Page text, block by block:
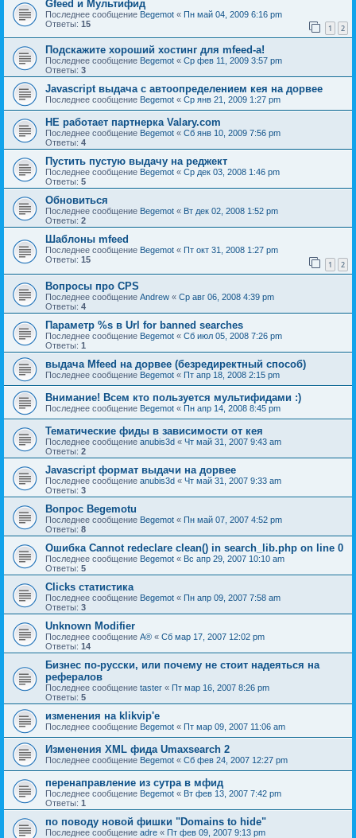
Gfeed и Мультифид
Последнее сообщение Begemot « Пн май 04, 2009 6:16 pm
Ответы: 15 1 2
Подскажите хороший хостинг для mfeed-a!
Последнее сообщение Begemot « Ср фев 11, 2009 3:57 pm
Ответы: 3
Javascript выдача с автоопределением кея на дорвее
Последнее сообщение Begemot « Ср янв 21, 2009 1:27 pm
НЕ работает партнерка Valary.com
Последнее сообщение Begemot « Сб янв 10, 2009 7:56 pm
Ответы: 4
Пустить пустую выдачу на реджект
Последнее сообщение Begemot « Ср дек 03, 2008 1:46 pm
Ответы: 5
Обновиться
Последнее сообщение Begemot « Вт дек 02, 2008 1:52 pm
Ответы: 2
Шаблоны mfeed
Последнее сообщение Begemot « Пт окт 31, 2008 1:27 pm
Ответы: 15 1 2
Вопросы про CPS
Последнее сообщение Andrew « Ср авг 06, 2008 4:39 pm
Ответы: 4
Параметр %s в Url for banned searches
Последнее сообщение Begemot « Сб июл 05, 2008 7:26 pm
Ответы: 1
выдача Mfeed на дорвее (безредиректный способ)
Последнее сообщение Begemot « Пт апр 18, 2008 2:15 pm
Внимание! Всем кто пользуется мультифидами :)
Последнее сообщение Begemot « Пн апр 14, 2008 8:45 pm
Тематические фиды в зависимости от кея
Последнее сообщение anubis3d « Чт май 31, 2007 9:43 am
Ответы: 2
Javascript формат выдачи на дорвее
Последнее сообщение anubis3d « Чт май 31, 2007 9:33 am
Ответы: 3
Вопрос Begemotu
Последнее сообщение Begemot « Пн май 07, 2007 4:52 pm
Ответы: 8
Ошибка Cannot redeclare clean() in search_lib.php on line 0
Последнее сообщение Begemot « Вс апр 29, 2007 10:10 am
Ответы: 5
Clicks статистика
Последнее сообщение Begemot « Пн апр 09, 2007 7:58 am
Ответы: 3
Unknown Modifier
Последнее сообщение A® « Сб мар 17, 2007 12:02 pm
Ответы: 14
Бизнес по-русски, или почему не стоит надеяться на
рефералов
Последнее сообщение taster « Пт мар 16, 2007 8:26 pm
Ответы: 5
изменения на klikvip'е
Последнее сообщение Begemot « Пт мар 09, 2007 11:06 am
Изменения XML фида Umaxsearch 2
Последнее сообщение Begemot « Сб фев 24, 2007 12:27 pm
перенаправление из сутра в мфид
Последнее сообщение Begemot « Вт фев 13, 2007 7:42 pm
Ответы: 1
по поводу новой фишки "Domains to hide"
Последнее сообщение adre « Пт фев 09, 2007 9:13 pm